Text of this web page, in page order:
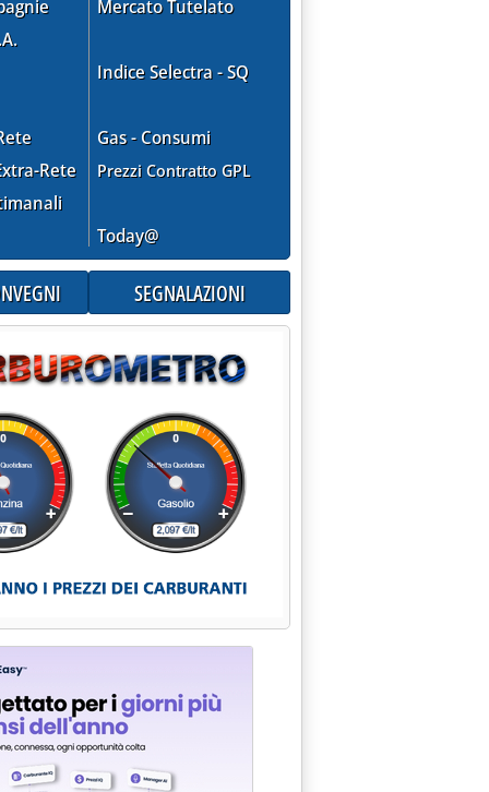
Rete
Mercato Tutelato
Indice Selectra - SQ
Gas - Consumi
Prezzi Contratto GPL
Today@
SEGNALAZIONI